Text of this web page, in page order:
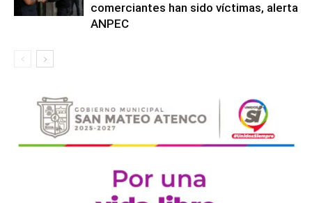
comerciantes han sido víctimas, alerta
ANPEC